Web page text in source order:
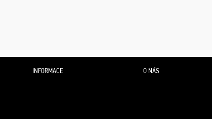
INFORMACE O NÁS